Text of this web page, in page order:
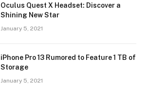
Oculus Quest X Headset: Discover a
Shining New Star
January 5, 2021
iPhone Pro 13 Rumored to Feature 1 TB of
Storage
January 5, 2021